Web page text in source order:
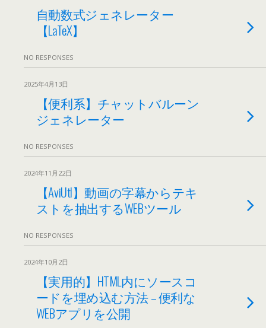
自動数式ジェネレーター
【LaTeX】
NO RESPONSES
2025年4月13日
【便利系】チャットバルーン
ジェネレーター
NO RESPONSES
2024年11月22日
【AviUtl】動画の字幕からテキ
ストを抽出するWEBツール
NO RESPONSES
2024年10月2日
【実用的】HTML内にソースコ
ードを埋め込む方法 – 便利な
WEBアプリを公開